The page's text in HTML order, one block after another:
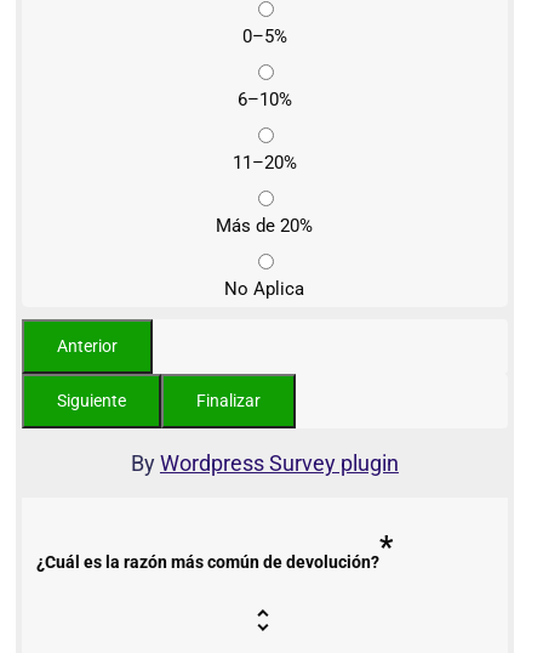
0–5%
6–10%
11–20%
Más de 20%
No Aplica
ByWordpress Survey plugin
¿Cuál es la razón más común de devolución?*